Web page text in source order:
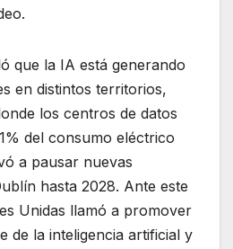
que la IA está generando
en distintos territorios,
los centros de datos
del consumo eléctrico
a pausar nuevas
hasta 2028. Ante este
Unidas llamó a promover
de la inteligencia artificial y